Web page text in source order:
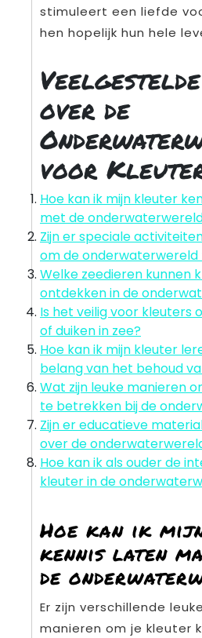
stimuleert een liefde
hen hopelijk hun hele
over de
voor
Hoe kan ik mijn kleuter
met de
Zijn er speciale
om de
Welke zeedieren kunnen
ontdekken in de
Is het veilig voor kleuters
of duiken in zee?
Hoe kan ik mijn kleuter
belang van het behoud
Wat zijn leuke manieren
te betrekken bij de
Zijn er educatieve
over de
Hoe kan ik als ouder de
kleuter in de
Hoe kan ik
kennis laten
de
Er zijn verschillende
manieren om je kleuter